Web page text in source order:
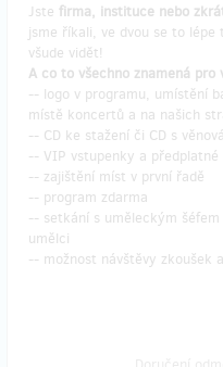
Jste firma, instituce nebo
jsme říkali, ve dvou se to
všude vidět!
A co to všechno znamená pro
-- logo v programu, umístění
místě koncertů a na našich
-- CD ke stažení či CD s
-- VIP vstupenky a
-- zajištění míst v první řadě
-- program zdarma
-- setkání s uměleckým
umělci
-- možnost návštěvy zkoušek